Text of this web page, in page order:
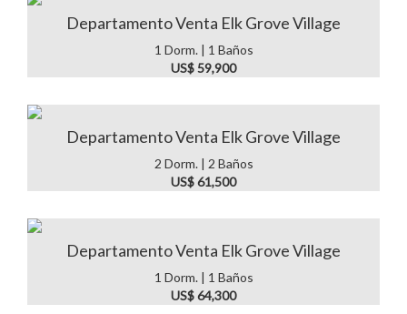
Departamento Venta Elk Grove Village
1 Dorm. | 1 Baños
US$ 59,900
Departamento Venta Elk Grove Village
2 Dorm. | 2 Baños
US$ 61,500
Departamento Venta Elk Grove Village
1 Dorm. | 1 Baños
US$ 64,300